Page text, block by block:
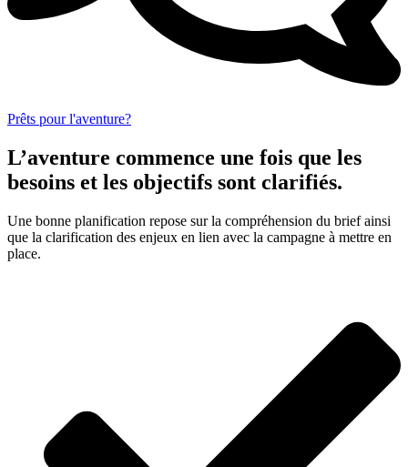
Prêts pour l'aventure?
L’aventure commence une fois que les
besoins et les objectifs sont clarifiés.
Une bonne planification repose sur la compréhension du brief ainsi
que la clarification des enjeux en lien avec la campagne à mettre en
place.